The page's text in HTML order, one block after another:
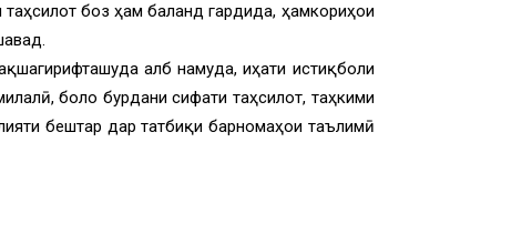
боз ҳам баланд гардида, ҳамкориҳои
ҷалб намуда, ҷиҳати истиқболи
боло бурдани сифати таҳсилот, таҳкими
бештар дар татбиқи барномаҳои таълимӣ